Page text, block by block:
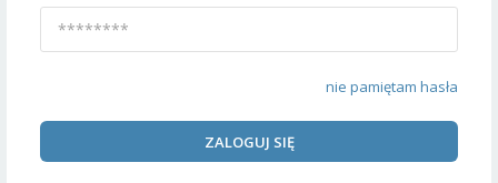
nie pamiętam hasła
ZALOGUJ SIĘ